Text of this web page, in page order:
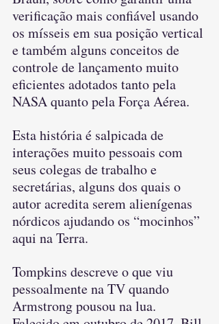
verificação mais confiável usando
os mísseis em sua posição vertical
e também alguns conceitos de
controle de lançamento muito
eficientes adotados tanto pela
NASA quanto pela Força Aérea.
Esta história é salpicada de
interações muito pessoais com
seus colegas de trabalho e
secretárias, alguns dos quais o
autor acredita serem alienígenas
nórdicos ajudando os “mocinhos”
aqui na Terra.
Tompkins descreve o que viu
pessoalmente na TV quando
Armstrong pousou na lua.